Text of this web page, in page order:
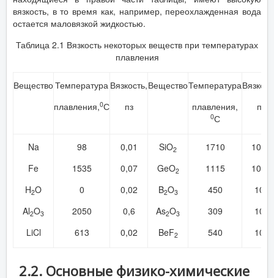
вязкость, в то время как, например, переохлажденная вода
остается маловязкой жидкостью.
Таблица 2.1 Вязкость некоторых веществ при температурах
плавления
ВеществоТемпература
плавления,0С
Вязкость,
пз
ВеществоТемпература
плавления,
0С
пз
Na
Fe
H2O
Al2O3
LiCl
98
1535
0
2050
613
0,01
0,07
0,02
0,6
0,02
SiO2
GeO2
B2O3
As2O3
BeF2
1710
1115
450
309
540
10
10
10
10
10
2.2. Основные физико-химические